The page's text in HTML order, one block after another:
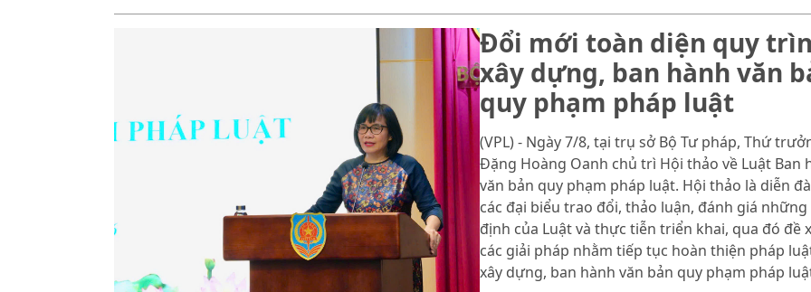
Đổi mới toàn diện quy
xây dựng, ban hành văn
quy phạm pháp luật
(VPL) - Ngày 7/8, tại trụ sở Bộ Tư pháp, Thứ
Đặng Hoàng Oanh chủ trì Hội thảo về Luật Ban
văn bản quy phạm pháp luật. Hội thảo là diễn
các đại biểu trao đổi, thảo luận, đánh giá những
định của Luật và thực tiễn triển khai, qua đó đề
các giải pháp nhằm tiếp tục hoàn thiện pháp
xây dựng, ban hành văn bản quy phạm pháp